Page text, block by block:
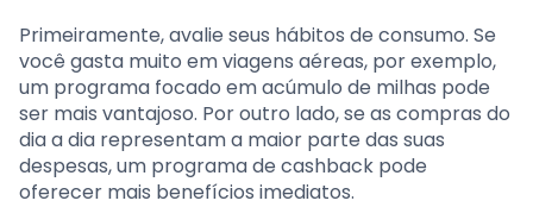
Primeiramente, avalie seus hábitos de consumo. Se
você gasta muito em viagens aéreas, por exemplo,
um programa focado em acúmulo de milhas pode
ser mais vantajoso. Por outro lado, se as compras do
dia a dia representam a maior parte das suas
despesas, um programa de cashback pode
oferecer mais benefícios imediatos.